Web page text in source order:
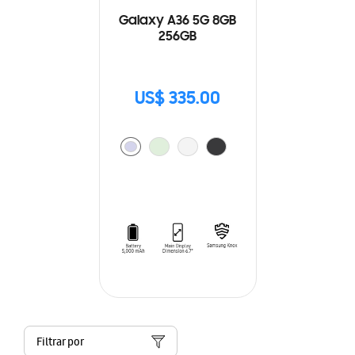
Galaxy A36 5G 8GB
256GB
US$ 335.00
Filtrar por